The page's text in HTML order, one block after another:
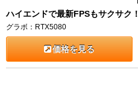
ハイエンドで最新FPSもサクサク！
グラボ：RTX5080
価格を見る